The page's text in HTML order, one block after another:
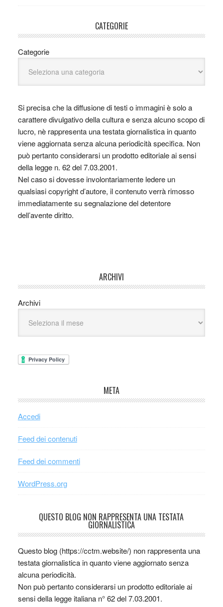
CATEGORIE
Categorie
Si precisa che la diffusione di testi o immagini è solo a
carattere divulgativo della cultura e senza alcuno scopo di
lucro, nè rappresenta una testata giornalistica in quanto
viene aggiornata senza alcuna periodicità specifica. Non
può pertanto considerarsi un prodotto editoriale ai sensi
della legge n. 62 del 7.03.2001.
Nel caso si dovesse involontariamente ledere un
qualsiasi copyright d’autore, il contenuto verrà rimosso
immediatamente su segnalazione del detentore
dell’avente diritto.
ARCHIVI
Archivi
META
Accedi
Feed dei contenuti
Feed dei commenti
WordPress.org
QUESTO BLOG NON RAPPRESENTA UNA TESTATA
GIORNALISTICA
Questo blog (https://cctm.website/) non rappresenta una
testata giornalistica in quanto viene aggiornato senza
alcuna periodicità.
Non può pertanto considerarsi un prodotto editoriale ai
sensi della legge italiana n° 62 del 7.03.2001.